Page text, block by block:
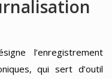
l’enregistrement
qui sert d’outil